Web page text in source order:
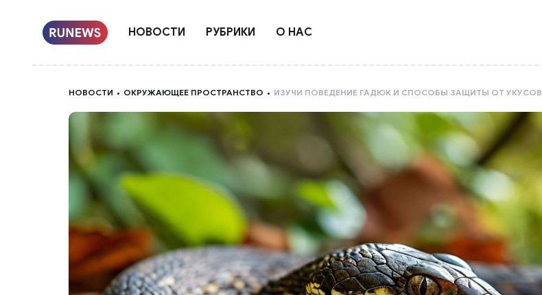
НОВОСТИ РУБРИКИ О НАС
НОВОСТИ ОКРУЖАЮЩЕЕ ПРОСТРАНСТВО ИЗУЧИ ПОВЕДЕНИЕ ГАДЮК И СПОСОБЫ ЗАЩИТЫ ОТ УКУСОВ